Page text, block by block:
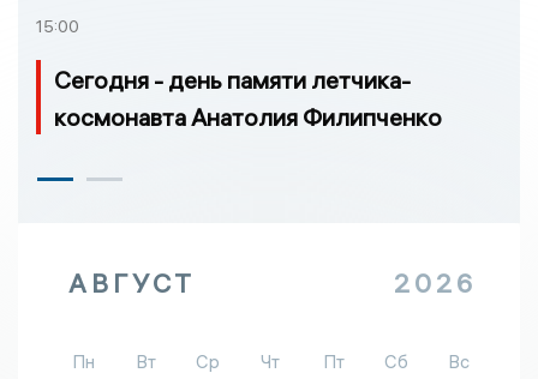
15:00
Сегодня - день памяти летчика-
космонавта Анатолия Филипченко
АВГУСТ 2026
Пн Вт Ср Чт Пт Сб Вс